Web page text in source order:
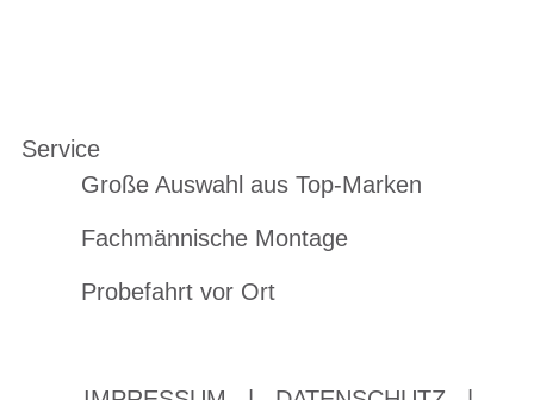
Service
Große Auswahl aus Top-Marken
Fachmännische Montage
Probefahrt vor Ort